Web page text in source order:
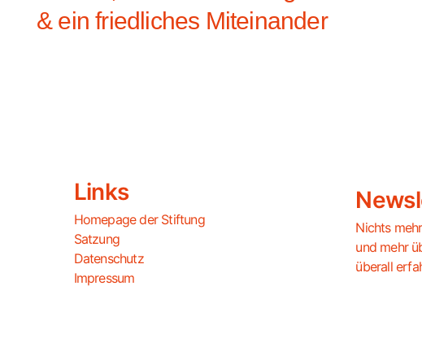
& ein friedliches Miteinander
Links
Homepage der Stiftung
Satzung
Datenschutz
Impressum
Nichts
und mehr
überall